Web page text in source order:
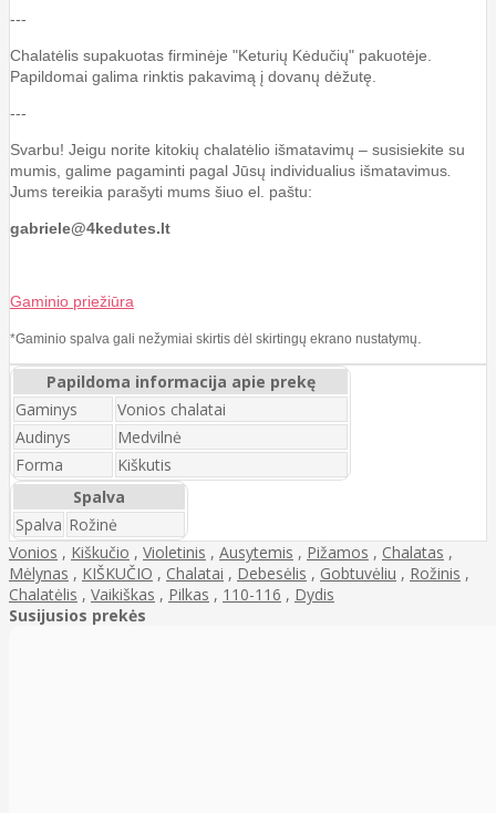
---
Chalatėlis supakuotas firminėje "Keturių Kėdučių" pakuotėje.
Papildomai galima rinktis pakavimą į dovanų dėžutę.
---
Svarbu! Jeigu norite kitokių chalatėlio išmatavimų – susisiekite su
mumis, galime pagaminti pagal Jūsų individualius išmatavimus
Jums tereikia parašyti mums šiuo el. paštu:
gabriele@4kedutes.lt
Gaminio priežiūra
*Gaminio spalva gali nežymiai skirtis dėl skirtingų ekrano nustatymų
Papildoma informacija apie prekę
Gaminys
Vonios chalatai
Audinys
Medvilnė
Forma
Kiškutis
Spalva
Spalva Rožinė
Vonios , Kiškučio , Violetinis , Ausytemis , Pižamos , Chalatas ,
Mėlynas , KIŠKUČIO , Chalatai , Debesėlis , Gobtuvėliu , Rožinis ,
Chalatėlis , Vaikiškas , Pilkas , 110-116 , Dydis
Susijusios prekės